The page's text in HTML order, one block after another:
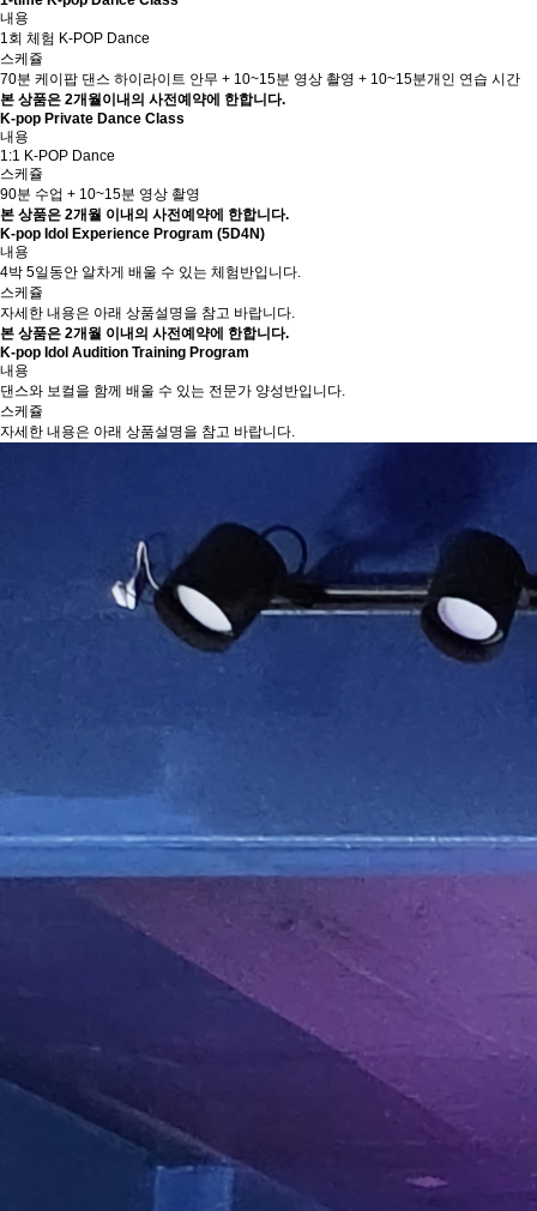
내용
1회 체험 K-POP Dance
스케쥴
70분 케이팝 댄스 하이라이트 안무 + 10~15분 영상 촬영 + 10~15분개인 연습 시간
본 상품은 2개월이내의 사전예약에 한합니다.
K-pop Private Dance Class
내용
1:1 K-POP Dance
스케쥴
90분 수업 + 10~15분 영상 촬영
본 상품은 2개월 이내의 사전예약에 한합니다.
K-pop Idol Experience Program (5D4N)
내용
4박 5일동안 알차게 배울 수 있는 체험반입니다.
스케쥴
자세한 내용은 아래 상품설명을 참고 바랍니다.
본 상품은 2개월 이내의 사전예약에 한합니다.
K-pop Idol Audition Training Program
내용
댄스와 보컬을 함께 배울 수 있는 전문가 양성반입니다.
스케쥴
자세한 내용은 아래 상품설명을 참고 바랍니다.